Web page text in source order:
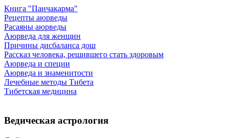
Книга "Панчакарма"
Рецепты аюрведы
Расаяны аюрведы
Аюрведа для женщин
Причины дисбаланса дош
Рассказ человека, решившего стать здоровым
Аюрведа и специи
Аюрведа и знаменитости
Лечебные методы Тибета
Тибетская медицина
Ведическая астрология